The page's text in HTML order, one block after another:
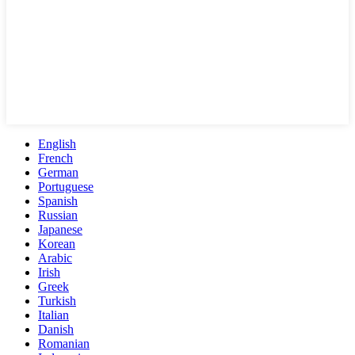
English
French
German
Portuguese
Spanish
Russian
Japanese
Korean
Arabic
Irish
Greek
Turkish
Italian
Danish
Romanian